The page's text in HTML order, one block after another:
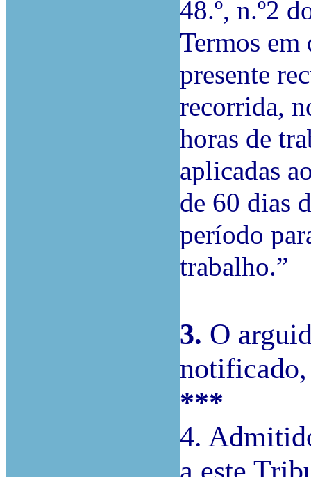
48.º, n.º2
Termos em
presente
recorrida,
horas de
aplicadas
de 60 dias
período
trabalho.”
3. O
notificado,
***
4.
a este